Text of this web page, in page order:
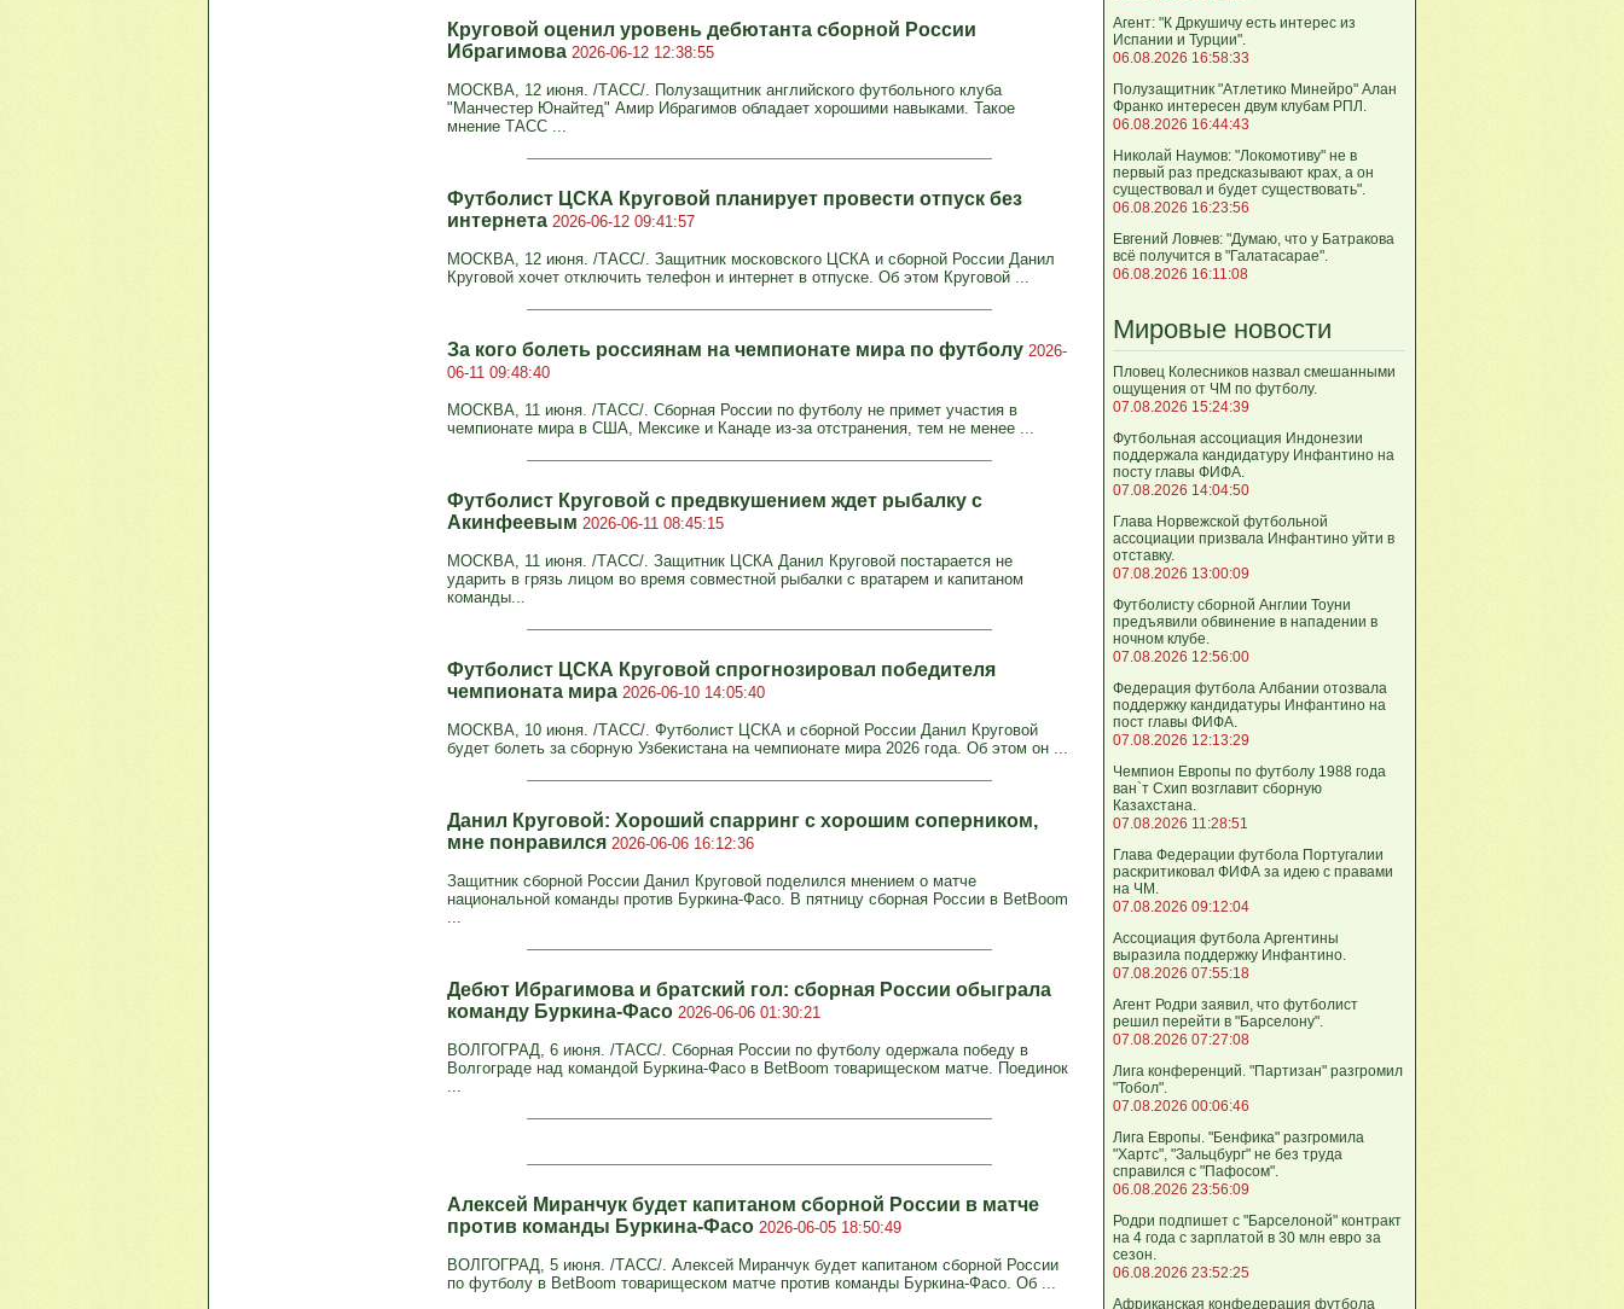
Круговой оценил уровень дебютанта сборной России
Ибрагимова 2026-06-12 12:38:55
МОСКВА, 12 июня. /ТАСС/. Полузащитник английского футбольного клуба
"Манчестер Юнайтед" Амир Ибрагимов обладает хорошими навыками. Такое
мнение ТАСС ...
Футболист ЦСКА Круговой планирует провести отпуск без
интернета 2026-06-12 09:41:57
МОСКВА, 12 июня. /ТАСС/. Защитник московского ЦСКА и сборной России Данил
Круговой хочет отключить телефон и интернет в отпуске. Об этом Круговой ...
За кого болеть россиянам на чемпионате мира по футболу 2026-
06-11 09:48:40
МОСКВА, 11 июня. /ТАСС/. Сборная России по футболу не примет участия в
чемпионате мира в США, Мексике и Канаде из-за отстранения, тем не менее ...
Футболист Круговой с предвкушением ждет рыбалку с
Акинфеевым 2026-06-11 08:45:15
МОСКВА, 11 июня. /ТАСС/. Защитник ЦСКА Данил Круговой постарается не
ударить в грязь лицом во время совместной рыбалки с вратарем и капитаном
команды...
Футболист ЦСКА Круговой спрогнозировал победителя
чемпионата мира 2026-06-10 14:05:40
МОСКВА, 10 июня. /ТАСС/. Футболист ЦСКА и сборной России Данил Круговой
будет болеть за сборную Узбекистана на чемпионате мира 2026 года. Об этом он ...
Данил Круговой: Хороший спарринг с хорошим соперником,
мне понравился 2026-06-06 16:12:36
Защитник сборной России Данил Круговой поделился мнением о матче
национальной команды против Буркина-Фасо. В пятницу сборная России в BetBoom
...
Дебют Ибрагимова и братский гол: сборная России обыграла
команду Буркина-Фасо 2026-06-06 01:30:21
ВОЛГОГРАД, 6 июня. /ТАСС/. Сборная России по футболу одержала победу в
Волгограде над командой Буркина-Фасо в BetBoom товарищеском матче. Поединок
...
Алексей Миранчук будет капитаном сборной России в матче
против команды Буркина-Фасо 2026-06-05 18:50:49
ВОЛГОГРАД, 5 июня. /ТАСС/. Алексей Миранчук будет капитаном сборной России
по футболу в BetBoom товарищеском матче против команды Буркина-Фасо. Об ...
Агент: "К Дркушичу есть интерес из
Испании и Турции".
06.08.2026 16:58:33
Полузащитник "Атлетико Минейро" Алан
Франко интересен двум клубам РПЛ.
06.08.2026 16:44:43
Николай Наумов: "Локомотиву" не в
первый раз предсказывают крах, а он
существовал и будет существовать".
06.08.2026 16:23:56
Евгений Ловчев: "Думаю, что у Батракова
всё получится в "Галатасарае".
06.08.2026 16:11:08
Мировые новости
Пловец Колесников назвал смешанными
ощущения от ЧМ по футболу.
07.08.2026 15:24:39
Футбольная ассоциация Индонезии
поддержала кандидатуру Инфантино на
посту главы ФИФА.
07.08.2026 14:04:50
Глава Норвежской футбольной
ассоциации призвала Инфантино уйти в
отставку.
07.08.2026 13:00:09
Футболисту сборной Англии Тоуни
предъявили обвинение в нападении в
ночном клубе.
07.08.2026 12:56:00
Федерация футбола Албании отозвала
поддержку кандидатуры Инфантино на
пост главы ФИФА.
07.08.2026 12:13:29
Чемпион Европы по футболу 1988 года
ван`т Схип возглавит сборную
Казахстана.
07.08.2026 11:28:51
Глава Федерации футбола Португалии
раскритиковал ФИФА за идею с правами
на ЧМ.
07.08.2026 09:12:04
Ассоциация футбола Аргентины
выразила поддержку Инфантино.
07.08.2026 07:55:18
Агент Родри заявил, что футболист
решил перейти в "Барселону".
07.08.2026 07:27:08
Лига кoнференций. "Партизан" разгромил
"Тобол".
07.08.2026 00:06:46
Лига Европы. "Бенфика" разгромила
"Хартс", "Зальцбург" не без труда
справился с "Пафосом".
06.08.2026 23:56:09
Родри подпишет с "Барселоной" контракт
на 4 года с зарплатой в 30 млн евро за
сезон.
06.08.2026 23:52:25
Африканская конфедерация футбола